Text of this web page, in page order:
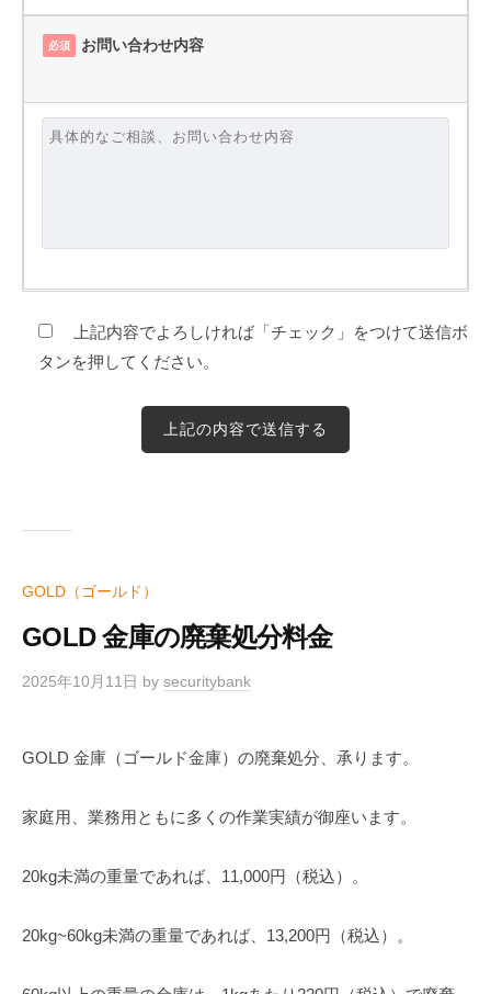
必須 お問い合わせ内容
上記内容でよろしければ「チェック」をつけて送信ボ
タンを押してください。
GOLD（ゴールド）
GOLD 金庫の廃棄処分料金
2025年10月11日 by securitybank
GOLD 金庫（ゴールド金庫）の廃棄処分、承ります。
家庭用、業務用ともに多くの作業実績が御座います。
20kg未満の重量であれば、11,000円（税込）。
20kg~60kg未満の重量であれば、13,200円（税込）。